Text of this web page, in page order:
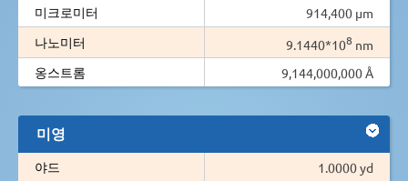
미크로미터
914,400 µm
나노미터
9.1440*108 nm
옹스트롬
9,144,000,000 Å
미영
야드
1.0000 yd